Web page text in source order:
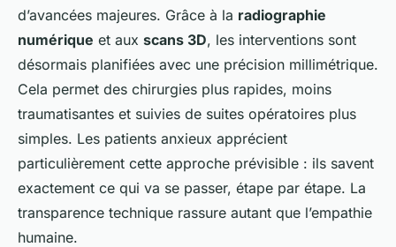
d’avancées majeures. Grâce à la radiographie
numérique et aux scans 3D, les interventions sont
désormais planifiées avec une précision millimétrique.
Cela permet des chirurgies plus rapides, moins
traumatisantes et suivies de suites opératoires plus
simples. Les patients anxieux apprécient
particulièrement cette approche prévisible : ils savent
exactement ce qui va se passer, étape par étape. La
transparence technique rassure autant que l’empathie
humaine.